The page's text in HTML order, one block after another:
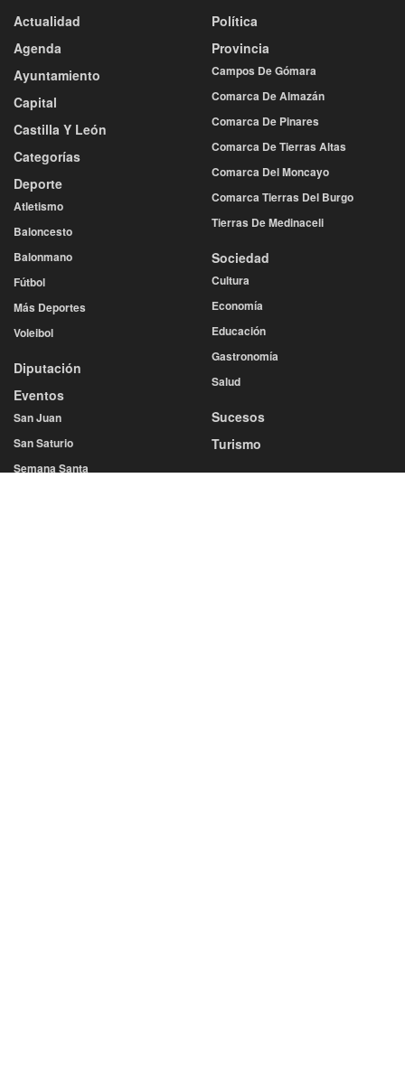
Actualidad
Agenda
Ayuntamiento
Capital
Castilla Y León
Categorías
Deporte
Atletismo
Baloncesto
Balonmano
Fútbol
Más Deportes
Voleibol
Diputación
Eventos
San Juan
San Saturio
Semana Santa
Política
Provincia
Campos De Gómara
Comarca De Almazán
Comarca De Pinares
Comarca De Tierras Altas
Comarca Del Moncayo
Comarca Tierras Del Burgo
Tierras De Medinaceli
Sociedad
Cultura
Economía
Educación
Gastronomía
Salud
Sucesos
Turismo